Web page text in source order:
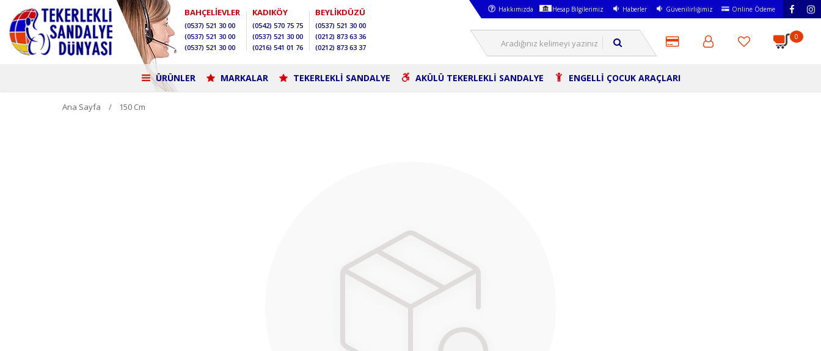
BAHÇELİEVLER
(0537) 521 30 00
(0537) 521 30 00
(0537) 521 30 00
KADIKÖY
(0542) 570 75 75
(0537) 521 30 00
(0216) 541 01 76
BEYLİKDÜZÜ
(0537) 521 30 00
(0212) 873 63 36
(0212) 873 63 37
Hakkımızda Hesap Bilgilerimiz Haberler Güvenilirliğimiz Online Ödeme
0
ÜRÜNLER MARKALAR TEKERLEKLİ SANDALYE AKÜLÜ TEKERLEKLİ SANDALYE ENGELLİ ÇOCUK ARAÇLARI
Ana Sayfa 150 Cm